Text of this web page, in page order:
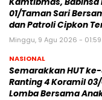
01/Taman Sari
dan Patroli Cipkon
Minggu, 9 Agu 2026 - 01:59
NASIONAL
Semarakkan HUT ke-
Ranting 4 Koramil
Lomba Bersama